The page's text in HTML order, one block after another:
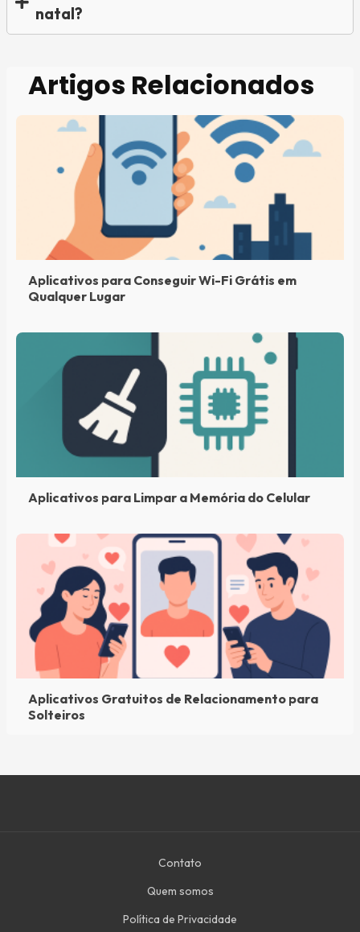
natal?
Artigos Relacionados
Aplicativos para Conseguir Wi-Fi Grátis em
Qualquer Lugar
Aplicativos para Limpar a Memória do Celular
Aplicativos Gratuitos de Relacionamento para
Solteiros
Contato
Quem somos
Política de Privacidade